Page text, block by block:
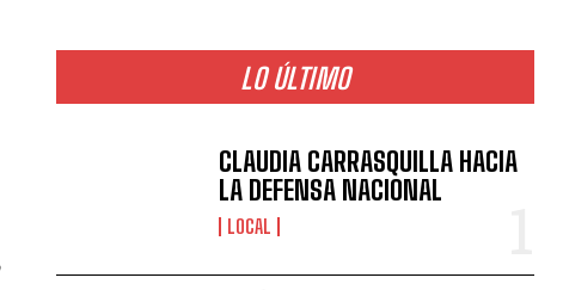
LO ÚLTIMO
CLAUDIA CARRASQUILLA HACIA
LA DEFENSA NACIONAL
LOCAL